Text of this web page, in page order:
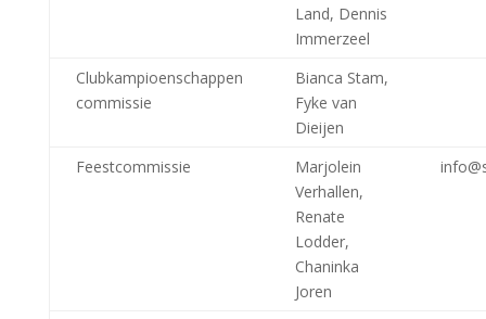
Land, Dennis
Immerzeel
Clubkampioenschappen
commissie
Bianca Stam,
Fyke van
Dieijen
Feestcommissie
Marjolein
Verhallen,
Renate
Lodder,
Chaninka
Joren